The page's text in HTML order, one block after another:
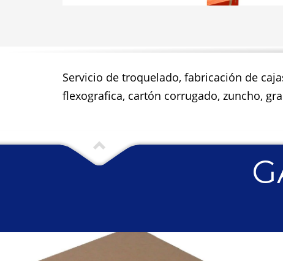
Servicio de troquelado, fabricación de
flexografica, cartón corrugado, zuncho,